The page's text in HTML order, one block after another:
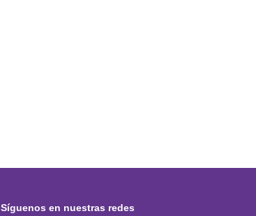
Síguenos en nuestras redes